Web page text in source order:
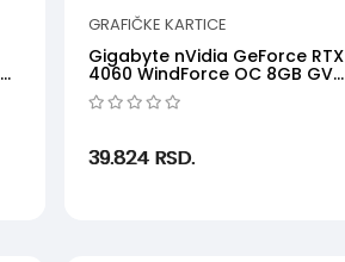
GRAFIČKE KARTICE
Gigabyte nVidia GeForce RTX
4060 WindForce OC 8GB GV-
N4060WF2OC-8GD
39.824 RSD.